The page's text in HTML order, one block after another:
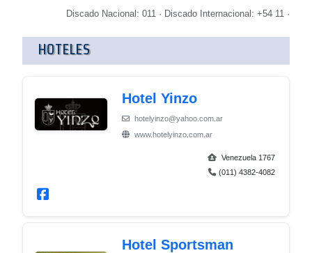
Discado Nacional: 011 · Discado Internacional: +54 11 ·
HOTELES
Hotel Yinzo
hotelyinzo@yahoo.com.ar
www.hotelyinzo.com.ar
Venezuela 1767
(011) 4382-4082
Hotel Sportsman